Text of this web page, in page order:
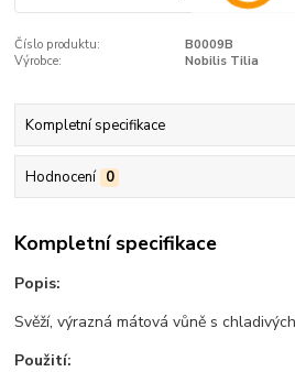
Číslo produktu:
B0009B
Výrobce:
Nobilis Tilia
Kompletní specifikace
Hodnocení 0
Kompletní specifikace
Popis:
Svěží, výrazná mátová vůně s
Použití: